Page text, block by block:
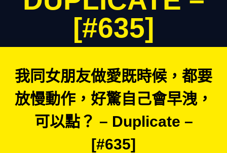
[#635]
我同女朋友做愛既時候，都要
放慢動作，好驚自己會早洩，
可以點？ – Duplicate –
[#635]